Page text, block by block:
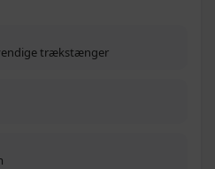
trækstænger